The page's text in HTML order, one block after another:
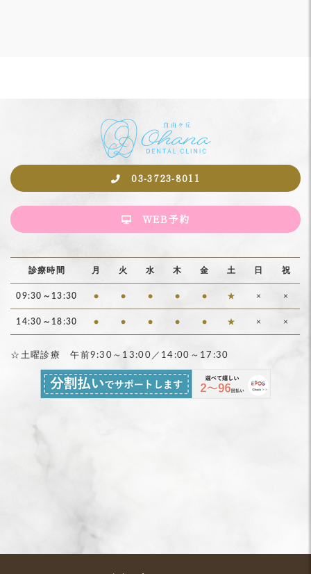
03-3723-8011
WEB予約
診療時間 月 火 水 木 金 土 日 祝
09:30～13:30 ● ● ● ● ● ★ × ×
14:30～18:30 ● ● ● ● ● ★ × ×
☆土曜診療 午前9:30～13:00／14:00～17:30